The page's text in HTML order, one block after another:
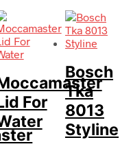
For
Bosch
Tka
8013
Styline